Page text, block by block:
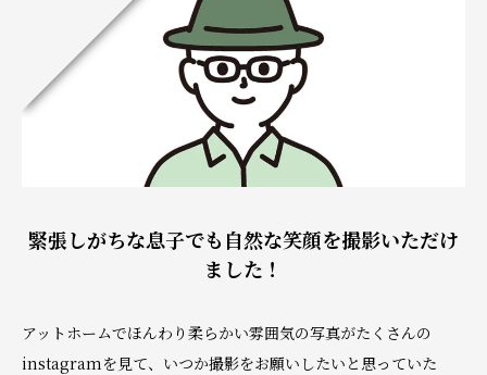
緊張しがちな息子でも自然な笑顔を撮影いただけ
ました！
アットホームでほんわり柔らかい雰囲気の写真がたくさんの
instagramを見て、いつか撮影をお願いしたいと思っていた